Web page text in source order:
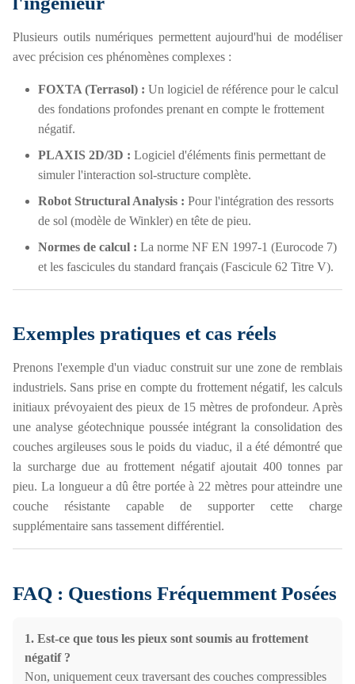
Plusieurs outils numériques permettent aujourd'hui de modéliser
avec précision ces phénomènes complexes :
FOXTA (Terrasol) : Un logiciel de référence pour le calcul
des fondations profondes prenant en compte le frottement
négatif.
PLAXIS 2D/3D : Logiciel d'éléments finis permettant de
simuler l'interaction sol-structure complète.
Robot Structural Analysis : Pour l'intégration des ressorts
de sol (modèle de Winkler) en tête de pieu.
Normes de calcul : La norme NF EN 1997-1 (Eurocode 7)
et les fascicules du standard français (Fascicule 62 Titre V).
Exemples pratiques et cas réels
Prenons l'exemple d'un viaduc construit sur une zone de remblais
industriels. Sans prise en compte du frottement négatif, les calculs
initiaux prévoyaient des pieux de 15 mètres de profondeur. Après
une analyse géotechnique poussée intégrant la consolidation des
couches argileuses sous le poids du viaduc, il a été démontré que
la surcharge due au frottement négatif ajoutait 400 tonnes par
pieu. La longueur a dû être portée à 22 mètres pour atteindre une
couche résistante capable de supporter cette charge
supplémentaire sans tassement différentiel.
FAQ : Questions Fréquemment Posées
1. Est-ce que tous les pieux sont soumis au frottement
négatif ?
Non, uniquement ceux traversant des couches compressibles